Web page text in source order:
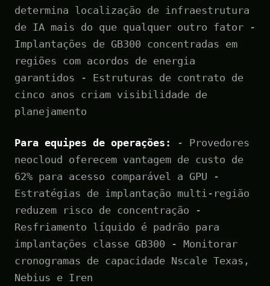
determina localização de infraestrutura
de IA mais do que qualquer outro fator -
Implantações de GB300 concentradas em
regiões com acordos de energia
garantidos - Estruturas de contrato de
cinco anos criam visibilidade de
planejamento
Para equipes de operações:
- Provedores
neocloud oferecem vantagem de custo de
62% para acesso comparável a GPU -
Estratégias de implantação multi-região
reduzem risco de concentração -
Resfriamento líquido é padrão para
implantações classe GB300 - Monitorar
cronogramas de capacidade Nscale Texas,
Nebius e Iren